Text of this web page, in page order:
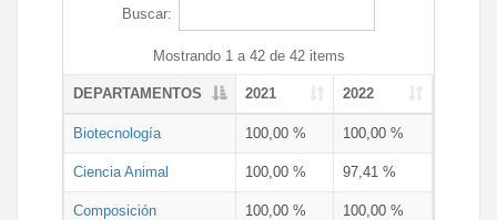
Buscar:
Mostrando 1 a 42 de 42 items
DEPARTAMENTOS 2021 2022
Biotecnología 100,00 % 100,00 %
Ciencia Animal 100,00 % 97,41 %
Composición
100,00 % 100,00 %